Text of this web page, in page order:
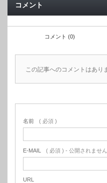
コメント
コメント (0)
この記事へのコメントはあり
名前 ( 必須 )
E-MAIL ( 必須 ) - 公開されませ
URL